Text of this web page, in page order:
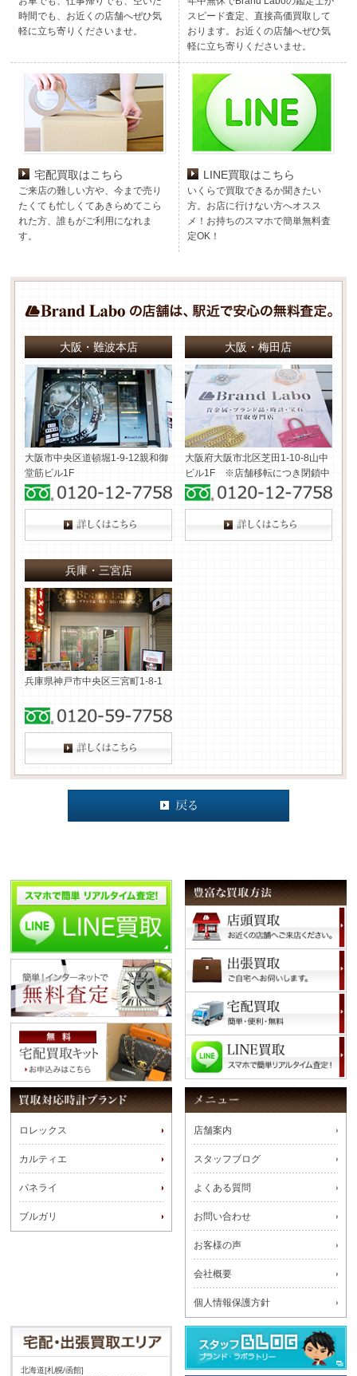
時間でも、お近くの店舗へぜひ気
軽に立ち寄りくださいませ。
スピード査定、直接高価買取して
おります。お近くの店舗へぜひ気
軽に立ち寄りくださいませ。
宅配買取はこちら
ご来店の難しい方や、今まで売り
たくても忙しくてあきらめてこら
れた方、誰もがご利用になれま
す。
LINE買取はこちら
いくらで買取できるか聞きたい
方。お店に行けない方へオスス
メ！お持ちのスマホで簡単無料査
定OK！
大阪・難波本店
大阪市中央区道頓堀1-9-12親和御
堂筋ビル1F
大阪・梅田店
大阪府大阪市北区芝田1-10-8山中
ビル1F ※店舗移転につき閉鎖中
兵庫・三宮店
兵庫県神戸市中央区三宮町1-8-1
ロレックス
カルティエ
パネライ
ブルガリ
店舗案内
スタッフブログ
よくある質問
お問い合わせ
お客様の声
会社概要
個人情報保護方針
北海道[札幌/函館]